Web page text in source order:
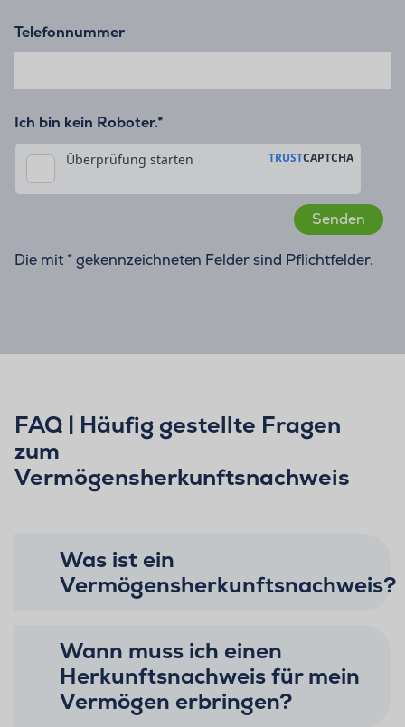
Telefonnummer
Ich bin kein Roboter.*
Die mit * gekennzeichneten Felder sind Pflichtfelder.
FAQ | Häufig gestellte Fragen
zum
Vermögensherkunftsnachweis
Was ist ein
Vermögensherkunftsnachweis?
Wann muss ich einen
Herkunftsnachweis für mein
Vermögen erbringen?